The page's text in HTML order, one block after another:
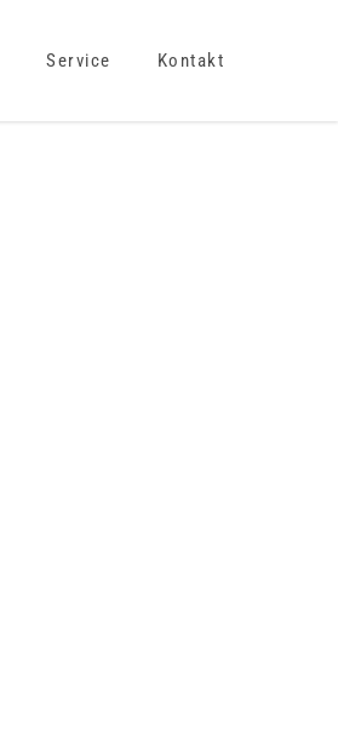
Service Kontakt